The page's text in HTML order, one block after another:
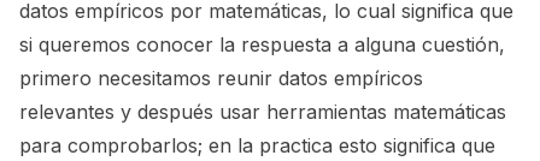
datos empíricos por matemáticas, lo cual significa que
si queremos conocer la respuesta a alguna cuestión,
primero necesitamos reunir datos empíricos
relevantes y después usar herramientas matemáticas
para comprobarlos; en la practica esto significa que